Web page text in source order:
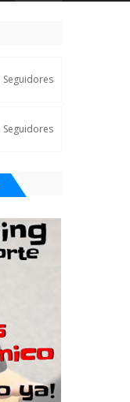
Seguidores
Seguidores